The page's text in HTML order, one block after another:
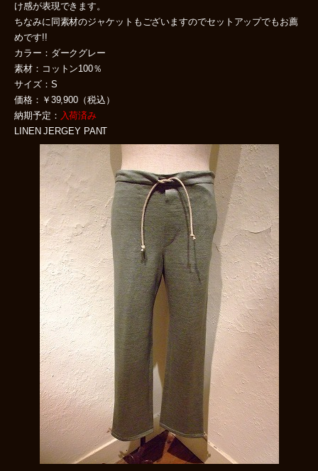
け感が表現できます。
ちなみに同素材のジャケットもございますのでセットアップでもお薦
めです!!
カラー：ダークグレー
素材：コットン100％
サイズ：S
価格：￥39,900（税込）
納期予定： 入荷済み
LINEN JERGEY PANT